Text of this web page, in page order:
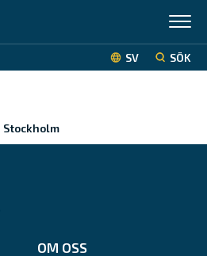
SV SÖK
Stockholm
OM OSS